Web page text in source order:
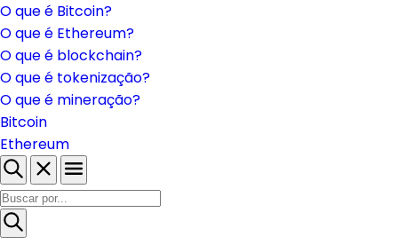
O que é Bitcoin?
O que é Ethereum?
O que é blockchain?
O que é tokenização?
O que é mineração?
Bitcoin
Ethereum